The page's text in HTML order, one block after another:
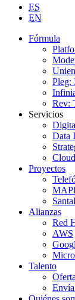
ES
EN
Fórmula
Pleg:
Rev:
Servicios
Data
Proyectos
Alianzas
Red
AWS
Talento